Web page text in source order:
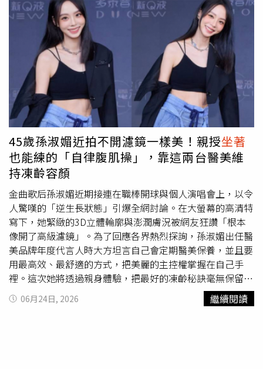
但來回五次讓我有點在意。」貼文同時公開約30秒的影片。
川井める提到，為了讓各位搭電車的人都能舒服地搭著電
車，也為了避免誤會，希望大家能在可接受範圍內，坐著
不要接觸到彼此，「我自己也會更加注意」。事件曝光後迅
速引發關注，不少網友力挺川井，留言表示：「穿短裙完全
不是妳的錯」、「正常男性為了避免被誤會，根本不會把手
放在那種位置」、「用手背碰觸就是為了事後辯稱是不小
心，感覺像是慣犯」，也有人分享自己過去曾遭遇類似手法
的性騷擾經驗。不過，也有部分網友認為，僅憑影片難以判
斷男子是否故意，若未釐清事實便公開影片，恐有造成冤罪
或網路公審的風險，因此網路上也出現支持與質疑兩派聲
音。面對外界討論，川井める於22日再次發文說明，她公開
影片並非為了獵巫，而是希望所有搭乘電車的人都能提高警
覺，共同維護安心、安全的乘車環境。她坦言，事件發生當
下根本不知道到底發生了什麼事情，一度陷入恐慌；等到逐
漸確信不是偶然碰觸時，自己已嚇得動彈不得且怕到發不出
聲音，最後才臨時決定拿起手機錄影。她也表示，若未來再
遇到類似事件，會參考大家提供的建議採取更適當的應對方
式。川井める最後呼籲：「痴漢的受害者不只有女性，男性
也可能會遇到，希望不分男女，大家都能一起提高警覺。我
45歲孫淑媚近拍不開濾鏡一樣美！親授坐著
也能練的「自律腹肌操」，靠這兩台醫美維
持凍齡容顏
金曲歌后孫淑媚近期接連在職棒開球與個人演唱會上，以令
人驚嘆的「逆生長狀態」引爆全網討論。在大螢幕的高清特
寫下，她緊緻的3D立體輪廓與澎潤膚況被網友狂讚「根本
像開了高級濾鏡」。為了回應各界熱烈探詢，孫淑媚出任醫
美品牌年度代言人時大方坦言自己會定期醫美保養，並且要
用最高效、最舒適的方式，把美麗的主控權掌握在自己手
裡。這次她將透過親身體驗，把最好的凍齡秘訣毫無保留地
推薦給大家！拒絕盲從忍痛！孫淑媚自曝選擇「電音雙機」
的挑剔關鍵面對緊湊的演藝工作與無縫切換的生活步調，孫
06月24日, 2026 繼續閱讀